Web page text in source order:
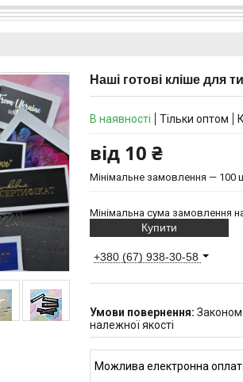
Наші готові кліше для
В наявності Тільки оптом
від 10 ₴
Мінімальне замовлення — 100
Мінімальна сума замовлення
Купити
+380 (67) 938-30-58
Законом
належної якості